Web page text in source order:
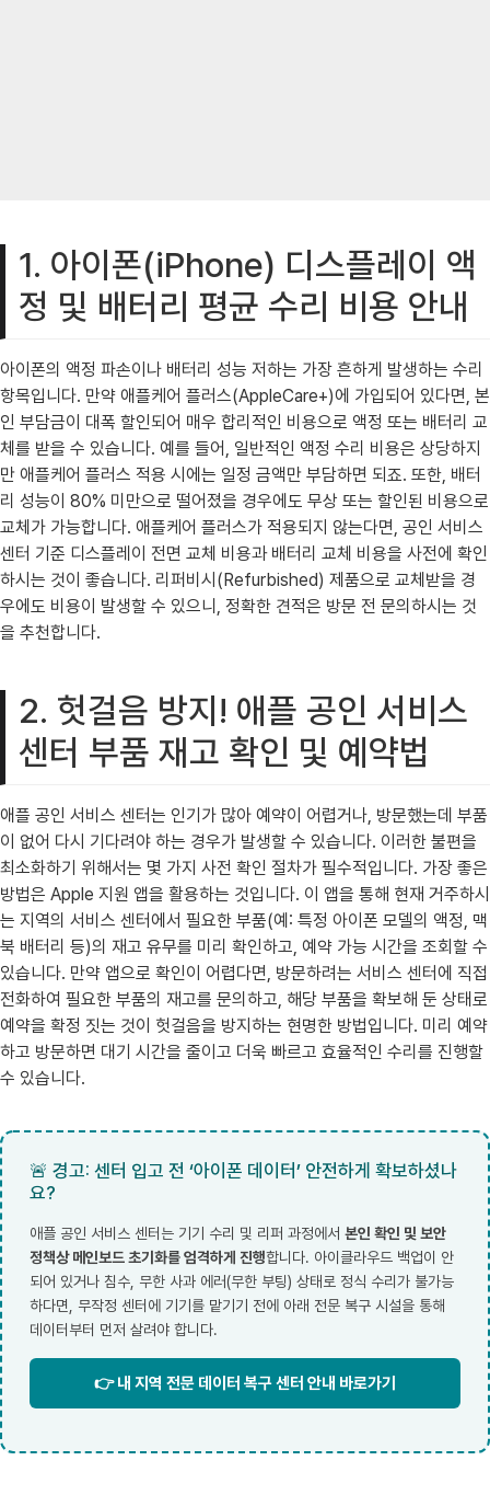
1. 아이폰(iPhone) 디스플레이 액
정 및 배터리 평균 수리 비용 안내
아이폰의 액정 파손이나 배터리 성능 저하는 가장 흔하게 발생하는 수리
항목입니다. 만약 애플케어 플러스(AppleCare+)에 가입되어 있다면, 본
인 부담금이 대폭 할인되어 매우 합리적인 비용으로 액정 또는 배터리 교
체를 받을 수 있습니다. 예를 들어, 일반적인 액정 수리 비용은 상당하지
만 애플케어 플러스 적용 시에는 일정 금액만 부담하면 되죠. 또한, 배터
리 성능이 80% 미만으로 떨어졌을 경우에도 무상 또는 할인된 비용으로
교체가 가능합니다. 애플케어 플러스가 적용되지 않는다면, 공인 서비스
센터 기준 디스플레이 전면 교체 비용과 배터리 교체 비용을 사전에 확인
하시는 것이 좋습니다. 리퍼비시(Refurbished) 제품으로 교체받을 경
우에도 비용이 발생할 수 있으니, 정확한 견적은 방문 전 문의하시는 것
을 추천합니다.
2. 헛걸음 방지! 애플 공인 서비스
센터 부품 재고 확인 및 예약법
애플 공인 서비스 센터는 인기가 많아 예약이 어렵거나, 방문했는데 부품
이 없어 다시 기다려야 하는 경우가 발생할 수 있습니다. 이러한 불편을
최소화하기 위해서는 몇 가지 사전 확인 절차가 필수적입니다. 가장 좋은
방법은 Apple 지원 앱을 활용하는 것입니다. 이 앱을 통해 현재 거주하시
는 지역의 서비스 센터에서 필요한 부품(예: 특정 아이폰 모델의 액정, 맥
북 배터리 등)의 재고 유무를 미리 확인하고, 예약 가능 시간을 조회할 수
있습니다. 만약 앱으로 확인이 어렵다면, 방문하려는 서비스 센터에 직접
전화하여 필요한 부품의 재고를 문의하고, 해당 부품을 확보해 둔 상태로
예약을 확정 짓는 것이 헛걸음을 방지하는 현명한 방법입니다. 미리 예약
하고 방문하면 대기 시간을 줄이고 더욱 빠르고 효율적인 수리를 진행할
수 있습니다.
🚨 경고: 센터 입고 전 ‘아이폰 데이터’ 안전하게 확보하셨나
요?
애플 공인 서비스 센터는 기기 수리 및 리퍼 과정에서 본인 확인 및 보안
정책상 메인보드 초기화를 엄격하게 진행합니다. 아이클라우드 백업이 안
되어 있거나 침수, 무한 사과 에러(무한 부팅) 상태로 정식 수리가 불가능
하다면, 무작정 센터에 기기를 맡기기 전에 아래 전문 복구 시설을 통해
데이터부터 먼저 살려야 합니다.
👉 내 지역 전문 데이터 복구 센터 안내 바로가기